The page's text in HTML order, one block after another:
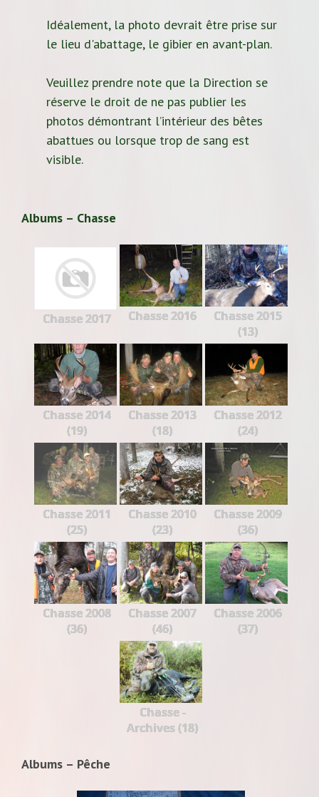
Idéalement, la photo devrait être prise sur
le lieu d'abattage, le gibier en avant-plan.
Veuillez prendre note que la Direction se
réserve le droit de ne pas publier les
photos démontrant l’intérieur des bêtes
abattues ou lorsque trop de sang est
visible.
Albums – Chasse
Chasse 2017 Chasse 2016
Chasse 2015
(13)
Chasse 2014
(19)
Chasse 2013
(18)
Chasse 2012
(24)
Chasse 2011
(25)
Chasse 2010
(23)
Chasse 2009
(36)
Chasse 2008
(36)
Chasse 2007
(46)
Chasse 2006
(37)
Chasse -
Archives (18)
Albums – Pêche